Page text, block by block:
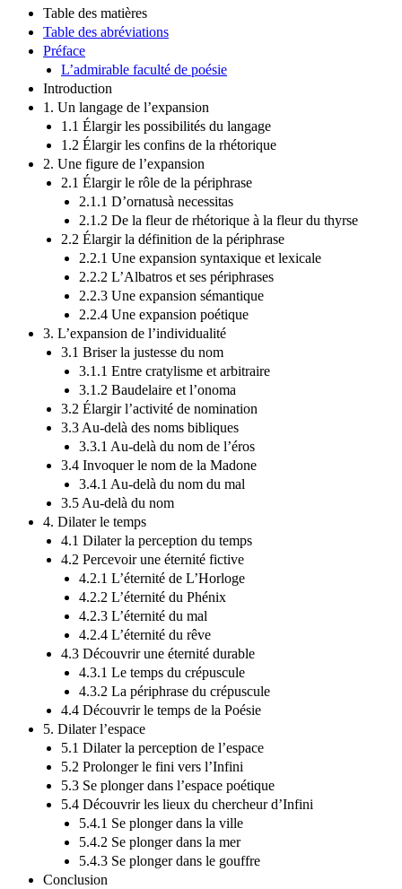
Table des matières
Table des abréviations
Préface
L’admirable faculté de poésie
Introduction
1. Un langage de l’expansion
1.1 Élargir les possibilités du langage
1.2 Élargir les confins de la rhétorique
2. Une figure de l’expansion
2.1 Élargir le rôle de la périphrase
2.1.1 D’ornatusà necessitas
2.1.2 De la fleur de rhétorique à la fleur du thyrse
2.2 Élargir la définition de la périphrase
2.2.1 Une expansion syntaxique et lexicale
2.2.2 L’Albatros et ses périphrases
2.2.3 Une expansion sémantique
2.2.4 Une expansion poétique
3. L’expansion de l’individualité
3.1 Briser la justesse du nom
3.1.1 Entre cratylisme et arbitraire
3.1.2 Baudelaire et l’onoma
3.2 Élargir l’activité de nomination
3.3 Au-delà des noms bibliques
3.3.1 Au-delà du nom de l’éros
3.4 Invoquer le nom de la Madone
3.4.1 Au-delà du nom du mal
3.5 Au-delà du nom
4. Dilater le temps
4.1 Dilater la perception du temps
4.2 Percevoir une éternité fictive
4.2.1 L’éternité de L’Horloge
4.2.2 L’éternité du Phénix
4.2.3 L’éternité du mal
4.2.4 L’éternité du rêve
4.3 Découvrir une éternité durable
4.3.1 Le temps du crépuscule
4.3.2 La périphrase du crépuscule
4.4 Découvrir le temps de la Poésie
5. Dilater l’espace
5.1 Dilater la perception de l’espace
5.2 Prolonger le fini vers l’Infini
5.3 Se plonger dans l’espace poétique
5.4 Découvrir les lieux du chercheur d’Infini
5.4.1 Se plonger dans la ville
5.4.2 Se plonger dans la mer
5.4.3 Se plonger dans le gouffre
Conclusion